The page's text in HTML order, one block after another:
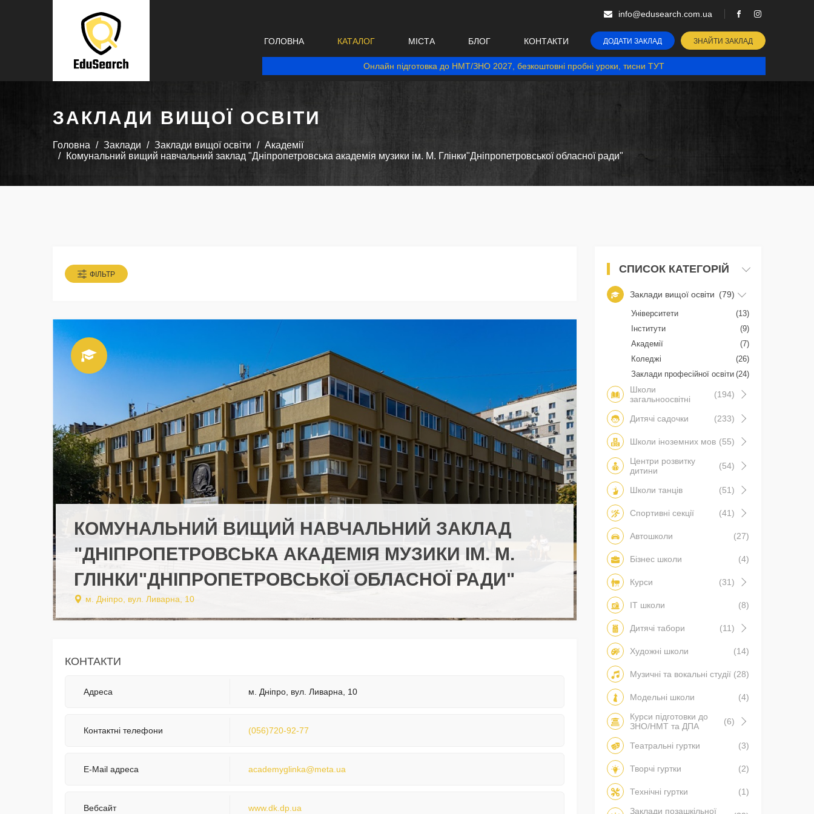
info@edusearch.com.ua
ГОЛОВНА КАТАЛОГ МІСТА БЛОГ КОНТАКТИ ДОДАТИ ЗАКЛАД ЗНАЙТИ ЗАКЛАД
Онлайн підготовка до НМТ/ЗНО 2027, безкоштовні пробні уроки, тисни ТУТ
ЗАКЛАДИ ВИЩОЇ ОСВІТИ
Головна Заклади Заклади вищої освіти
Академії
Комунальний вищий навчальний заклад "Дніпропетровська академія музики ім. М. Глінки"Дніпропетровської обласної ради"
ФІЛЬТР
КОМУНАЛЬНИЙ ВИЩИЙ НАВЧАЛЬНИЙ ЗАКЛАД
"ДНІПРОПЕТРОВСЬКА АКАДЕМІЯ МУЗИКИ ІМ. М.
ГЛІНКИ"ДНІПРОПЕТРОВСЬКОЇ ОБЛАСНОЇ РАДИ"
м. Дніпро, вул. Ливарна, 10
КОНТАКТИ
Адреса м. Дніпро, вул. Ливарна, 10
Контактні телефони (056)720-92-77
E-Mail адреса academyglinka@meta.ua
Вебсайт www.dk.dp.ua
СПИСОК КАТЕГОРІЙ
Заклади вищої освіти (79)
Університети
(13)
Інститути
(9)
Академії
(7)
Коледжі
(26)
Заклади професійної освіти (24)
Школи
загальноосвітні
(194)
Дитячі садочки (233)
Школи іноземних мов (55)
Центри розвитку
дитини
(54)
Школи танців (51)
Спортивні секції (41)
Автошколи (27)
Бізнес школи (4)
Курси (31)
IT школи (8)
Дитячі табори (11)
Художні школи (14)
Музичні та вокальні студії (28)
Модельні школи
(4)
Курси підготовки до
ЗНО/НМТ та ДПА
(6)
Театральні гуртки (3)
Творчі гуртки (2)
Технічні гуртки
(1)
Заклади позашкільної